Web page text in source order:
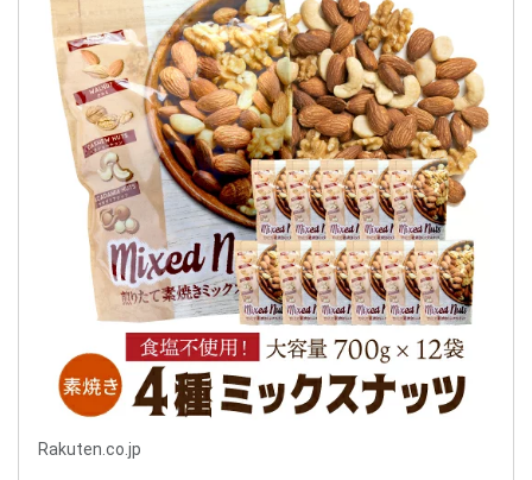
Rakuten.co.jp